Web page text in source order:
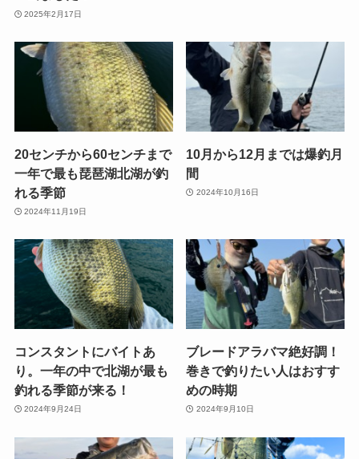
2025年2月17日
20センチから60センチまで
一年で最も琵琶湖北湖が釣
れる季節
2024年11月19日
10月から12月までは爆釣月
間
2024年10月16日
コンスタントにバイトあ
り。一年の中で北湖が最も
釣れる季節が来る！
2024年9月24日
ブレードアラバマ絶好調！
巻きで釣りたい人はおすす
めの時期
2024年9月10日